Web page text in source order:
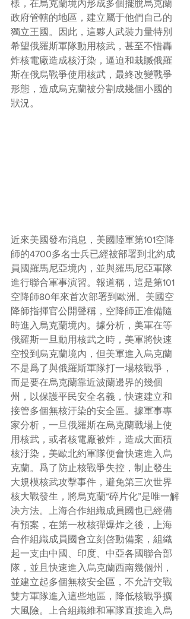
樣，在烏克蘭境內形成多個擺脫烏克蘭
政府管轄的地區，建立屬于他們自己的
獨立王國。因此，這夥人武裝力量特別
希望俄羅斯軍隊動用核武，甚至不惜轟
炸核電廠造成核汙染，逼迫和栽贓俄羅
斯在俄烏戰爭使用核武，最終改變戰爭
形態，造成烏克蘭被分割成幾個小國的
狀況。
近來美國發布消息，美國陸軍第101空降
師的4700多名士兵已經被部署到北約成
員國羅馬尼亞境內，並與羅馬尼亞軍隊
進行聯合軍事演習。報道稱，這是第101
空降師80年來首次部署到歐洲。美國空
降師指揮官公開聲稱，空降師正准備隨
時進入烏克蘭境內。據分析，美軍在等
俄羅斯一旦動用核武之時，美軍將快速
空投到烏克蘭境內，但美軍進入烏克蘭
不是爲了與俄羅斯軍隊打一場核戰爭，
而是要在烏克蘭靠近波蘭邊界的幾個
州，以保護平民安全名義，快速建立和
接管多個無核汙染的安全區。據軍事專
家分析，一旦俄羅斯在烏克蘭戰場上使
用核武，或者核電廠被炸，造成大面積
核汙染，美歐北約軍隊便會快速進入烏
克蘭。爲了防止核戰爭失控，制止發生
大規模核武攻擊事件，避免第三次世界
核大戰發生，將烏克蘭“碎片化”是唯一解
决方法。上海合作組織成員國也已經備
有預案，在第一枚核彈爆炸之後，上海
合作組織成員國會立刻啓動備案，組織
起一支由中國、印度、中亞各國聯合部
隊，並且快速進入烏克蘭西南幾個州，
並建立起多個無核安全區，不允許交戰
雙方軍隊進入這些地區，降低核戰爭擴
大風險。上合組織維和軍隊直接進入烏